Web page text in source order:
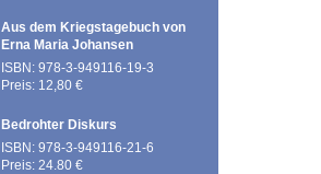
Aus dem Kriegstagebuch von
Erna Maria Johansen
ISBN: 978-3-949116-19-3
Preis: 12,80 €
Bedrohter Diskurs
ISBN: 978-3-949116-21-6
Preis: 24.80 €